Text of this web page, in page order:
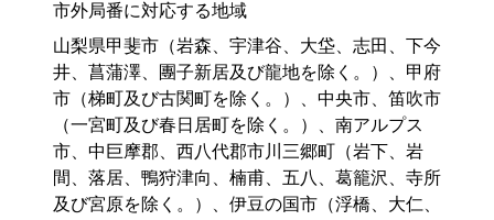
市外局番に対応する地域
山梨県甲斐市（岩森、宇津谷、大垈、志田、下今
井、菖蒲澤、團子新居及び龍地を除く。）、甲府
市（梯町及び古関町を除く。）、中央市、笛吹市
（一宮町及び春日居町を除く。）、南アルプス
市、中巨摩郡、西八代郡市川三郷町（岩下、岩
間、落居、鴨狩津向、楠甫、五八、葛籠沢、寺所
及び宮原を除く。）、伊豆の国市（浮橋、大仁、